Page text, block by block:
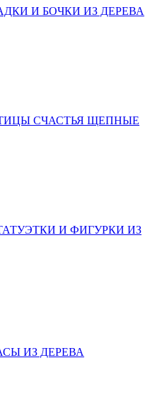
И БОЧКИ ИЗ ДЕРЕВА
СЧАСТЬЯ ЩЕПНЫЕ
И ФИГУРКИ ИЗ
ИЗ ДЕРЕВА